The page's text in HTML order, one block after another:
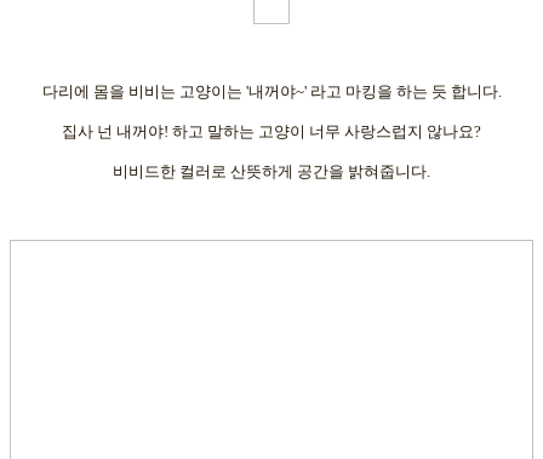
다리에 몸을 비비는 고양이는 '내꺼야~' 라고 마킹을 하는 듯 합니다.
집사 넌 내꺼야! 하고 말하는 고양이 너무 사랑스럽지 않나요?
비비드한 컬러로 산뜻하게 공간을 밝혀줍니다.